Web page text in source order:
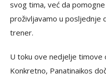
svog tima, već da
proživljavamo u posljednje
trener.
U toku ove nedjelje timove
Konkretno, Panatinaikos